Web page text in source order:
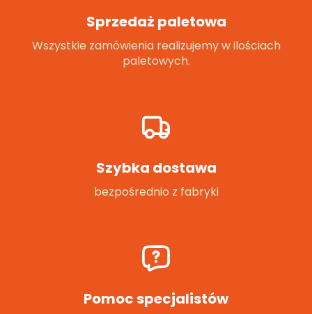
Sprzedaż paletowa
Wszystkie zamówienia realizujemy w ilościach
paletowych.
Szybka dostawa
bezpośrednio z fabryki
Pomoc specjalistów